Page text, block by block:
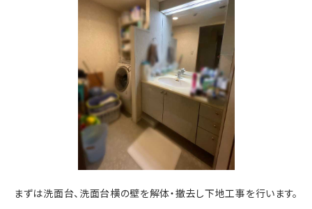
まずは洗面台、洗面台横の壁を解体・撤去し下地工事を行います。